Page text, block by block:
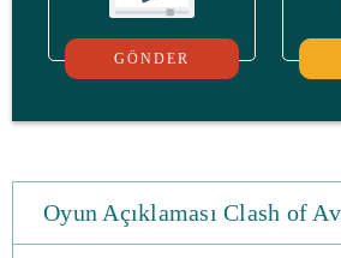
GÖNDER
Oyun Açıklaması Clash of